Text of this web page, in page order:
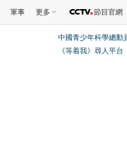
軍事 更多 節目官網
中國青少年科學總動
《等着我》尋人平台